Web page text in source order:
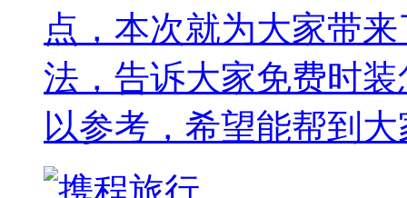
点，本次就为大家带
法，告诉大家免费时
以参考，希望能帮到